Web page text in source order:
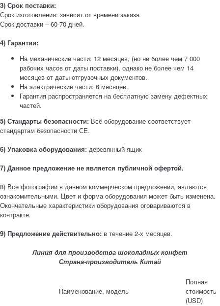
3) Срок поставки:
Срок изготовления: зависит от времени заказа
Срок доставки – 60-70 дней.
4) Гарантии:
На механические части: 12 месяцев, (но не более чем 7 000
рабочих часов от даты поставки), однако не более чем 14
месяцев от даты отгрузочных документов.
На электрические части: 6 месяцев.
Гарантия распространяется на бесплатную замену дефектных
частей.
5) Стандарты безопасности: Всё оборудование соответствует
стандартам безопасности СЕ.
6) Упаковка оборудования: деревянный ящик
7) Данное предложение не является публичной офертой.
8) Все фотографии в данном коммерческом предложении, являются
ознакомительными. Цвет и форма оборудования может быть изменена.
Окончательные характеристики оборудования оговариваются в
контракте.
9) Предложение действительно: в течение 2-х месяцев.
Линия для производства шоколадных конфет
Страна-производитель Китай
Наименование, модель
Полная
стоимость
(USD)